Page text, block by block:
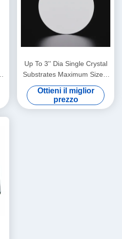
Up To 3'' Dia Single Crystal
Substrates Maximum Size 4
Inch Diameter Thickness 0.5
Mm
Ottieni il miglior
prezzo